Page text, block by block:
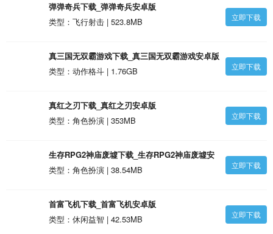
弹弹奇兵下载_弹弹奇兵安卓版
类型：飞行射击 | 523.8MB
立即下载
真三国无双霸游戏下载_真三国无双霸游戏安卓版
类型：动作格斗 | 1.76GB
立即下载
真红之刃下载_真红之刃安卓版
类型：角色扮演 | 353MB
立即下载
生存RPG2神庙废墟下载_生存RPG2神庙废墟安
卓版
类型：角色扮演 | 38.54MB 立即下载
首富飞机下载_首富飞机安卓版
类型：休闲益智 | 42.53MB
立即下载